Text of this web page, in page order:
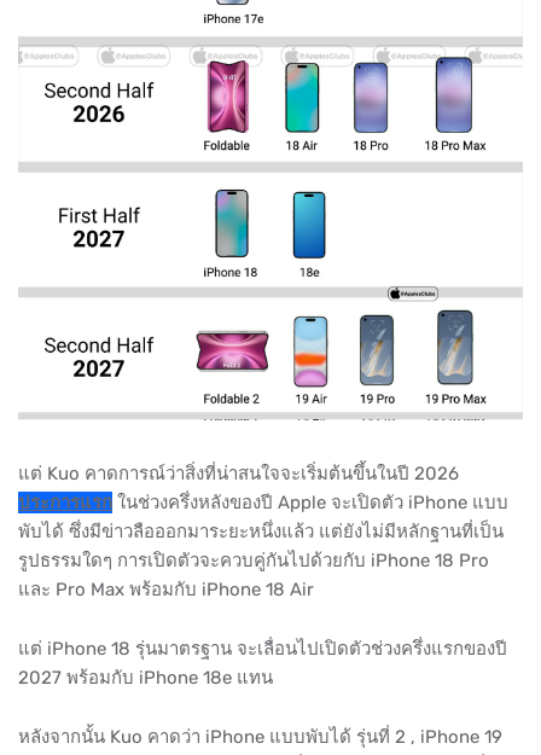
แต่ Kuo คาดการณ์ว่าสิ่งที่น่าสนใจจะเริ่มต้นขึ้นในปี 2026
ประการแรก ในช่วงครึ่งหลังของปี Apple จะเปิดตัว iPhone แบบ
พับได้ ซึ่งมีข่าวลือออกมาระยะหนึ่งแล้ว แต่ยังไม่มีหลักฐานที่เป็น
รูปธรรมใดๆ การเปิดตัวจะควบคู่กันไปด้วยกับ iPhone 18 Pro
และ Pro Max พร้อมกับ iPhone 18 Air
แต่ iPhone 18 รุ่นมาตรฐาน จะเลื่อนไปเปิดตัวช่วงครึ่งแรกของปี
2027 พร้อมกับ iPhone 18e แทน
หลังจากนั้น Kuo คาดว่า iPhone แบบพับได้ รุ่นที่ 2 , iPhone 19